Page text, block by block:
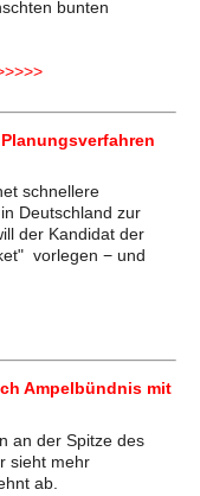
bunten
schnellere
Deutschland zur
der Kandidat der
vorlegen − und
Ampelbündnis mit
an der Spitze des
sieht mehr
ab.